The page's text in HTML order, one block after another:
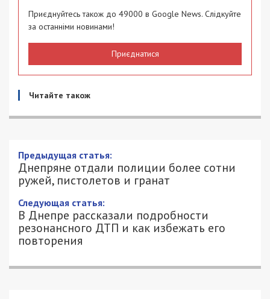
Приєднуйтесь також до 49000 в Google News. Слідкуйте
за останніми новинами!
Приєднатися
Читайте також
Предыдущая статья:
Днепряне отдали полиции более сотни
ружей, пистолетов и гранат
Следующая статья:
В Днепре рассказали подробности
резонансного ДТП и как избежать его
повторения